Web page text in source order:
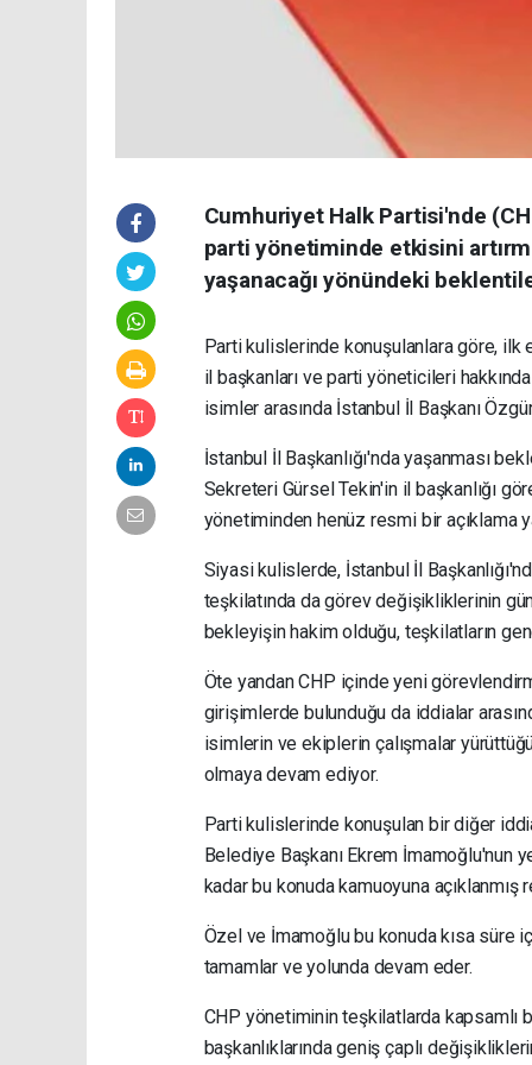
Cumhuriyet Halk Partisi'nde
parti yönetiminde etkisini
yaşanacağı yönündeki
Parti kulislerinde konuşulanlara göre, ilk
il başkanları ve parti yöneticileri
isimler arasında İstanbul İl Başkanı
İstanbul İl Başkanlığı'nda yaşanması
Sekreteri Gürsel Tekin'in il başkanlığı
yönetiminden henüz resmi bir açıklama
Siyasi kulislerde, İstanbul İl
teşkilatında da görev değişikliklerinin
bekleyişin hakim olduğu, teşkilatların
Öte yandan CHP içinde yeni
girişimlerde bulunduğu da iddialar
isimlerin ve ekiplerin çalışmalar
olmaya devam ediyor.
Parti kulislerinde konuşulan bir diğer
Belediye Başkanı Ekrem İmamoğlu'nun
kadar bu konuda kamuoyuna
Özel ve İmamoğlu bu konuda kısa süre
tamamlar ve yolunda devam eder.
CHP yönetiminin teşkilatlarda kapsamlı
başkanlıklarında geniş çaplı